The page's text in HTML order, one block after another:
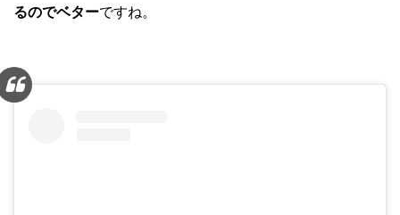
るのでベターですね。